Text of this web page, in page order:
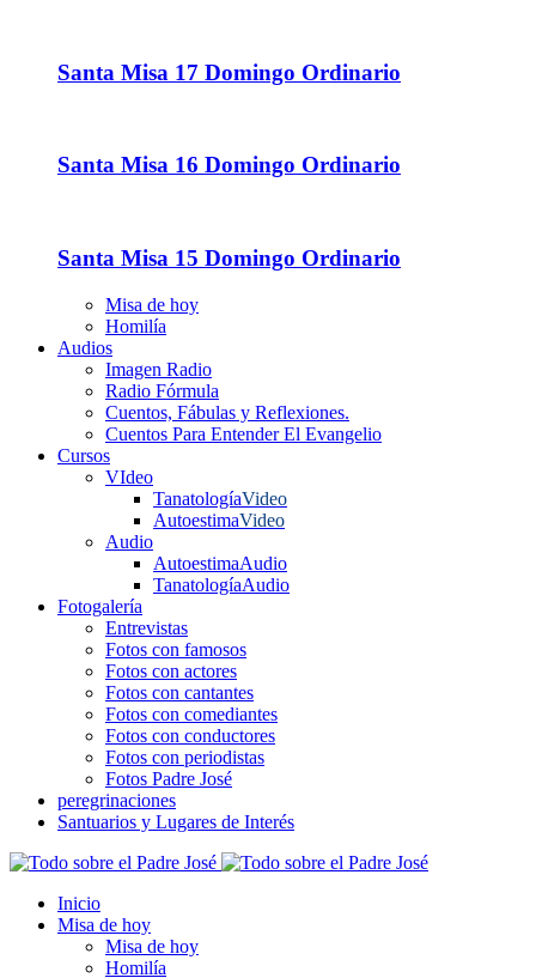
Santa Misa 17 Domingo Ordinario
Santa Misa 16 Domingo Ordinario
Santa Misa 15 Domingo Ordinario
Misa de hoy
Homilía
Audios
Imagen Radio
Radio Fórmula
Cuentos, Fábulas y Reflexiones.
Cuentos Para Entender El Evangelio
Cursos
VIdeo
TanatologíaVideo
AutoestimaVideo
Audio
AutoestimaAudio
TanatologíaAudio
Fotogalería
Entrevistas
Fotos con famosos
Fotos con actores
Fotos con cantantes
Fotos con comediantes
Fotos con conductores
Fotos con periodistas
Fotos Padre José
peregrinaciones
Santuarios y Lugares de Interés
Inicio
Misa de hoy
Misa de hoy
Homilía